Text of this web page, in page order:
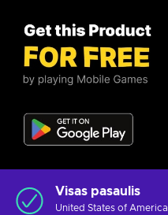
Visas pasaulis
United States of America